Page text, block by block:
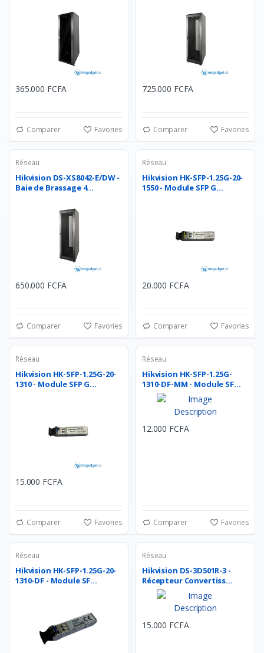
365.000 FCFA
Comparer Favories
725.000 FCFA
Comparer Favories
Réseau
Hikvision DS-XS8042-E/DW -
Baie de Brassage 4...
650.000 FCFA
Comparer Favories
Réseau
Hikvision HK-SFP-1.25G-20-
1550 - Module SFP G...
20.000 FCFA
Comparer Favories
Réseau
Hikvision HK-SFP-1.25G-20-
1310 - Module SFP G...
15.000 FCFA
Comparer Favories
Réseau
Hikvision HK-SFP-1.25G-
1310-DF-MM - Module SF...
12.000 FCFA
Comparer Favories
Réseau
Hikvision HK-SFP-1.25G-20-
1310-DF - Module SF...
Réseau
Hikvision DS-3D501R-3 -
Récepteur Convertiss...
15.000 FCFA